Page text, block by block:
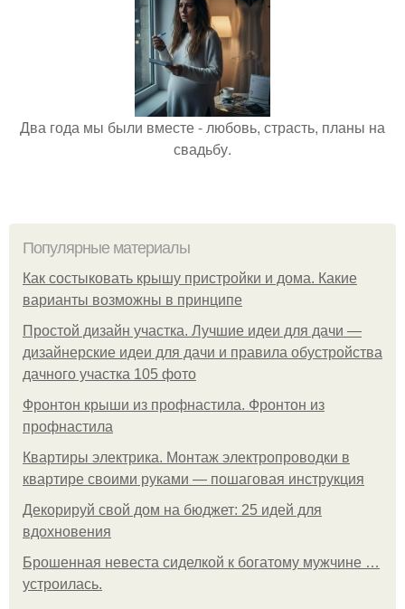
Два года мы были вместе - любовь, страсть, планы на
свадьбу.
Популярные материалы
Как состыковать крышу пристройки и дома. Какие
варианты возможны в принципе
Простой дизайн участка. Лучшие идеи для дачи —
дизайнерские идеи для дачи и правила обустройства
дачного участка 105 фото
Фронтон крыши из профнастила. Фронтон из
профнастила
Квартиры электрика. Монтаж электропроводки в
квартире своими руками — пошаговая инструкция
Декорируй свой дом на бюджет: 25 идей для
вдохновения
Брошенная невеста сиделкой к богатому мужчине …
устроилась.